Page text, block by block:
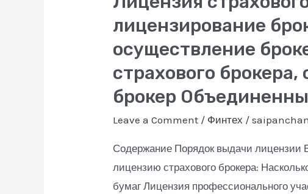
лицензирование
осуществление
страхового
брокер
Leave a Comment / Финтех /
Содержание Порядок выдачи лицензии
лицензию страхового брокера:
бумаг Лицензия профессионального
брокера,
брокерская
лицензия,
лицензирование
лицензия
на
осуществление